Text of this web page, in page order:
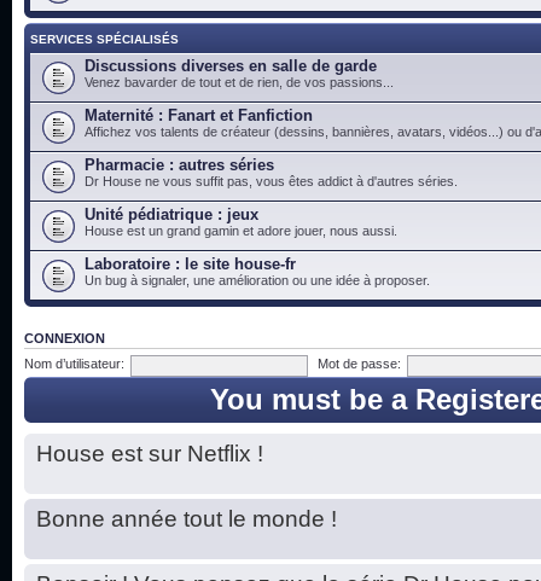
SERVICES SPÉCIALISÉS
Discussions diverses en salle de garde
Venez bavarder de tout et de rien, de vos passions...
Maternité : Fanart et Fanfiction
Affichez vos talents de créateur (dessins, bannières, avatars, vidéos...) ou
Pharmacie : autres séries
Dr House ne vous suffit pas, vous êtes addict à d'autres séries.
Unité pédiatrique : jeux
House est un grand gamin et adore jouer, nous aussi.
Laboratoire : le site house-fr
Un bug à signaler, une amélioration ou une idée à proposer.
CONNEXION
Nom d’utilisateur:
Mot de passe:
You must be a
House est sur Netflix !
Bonne année tout le monde !